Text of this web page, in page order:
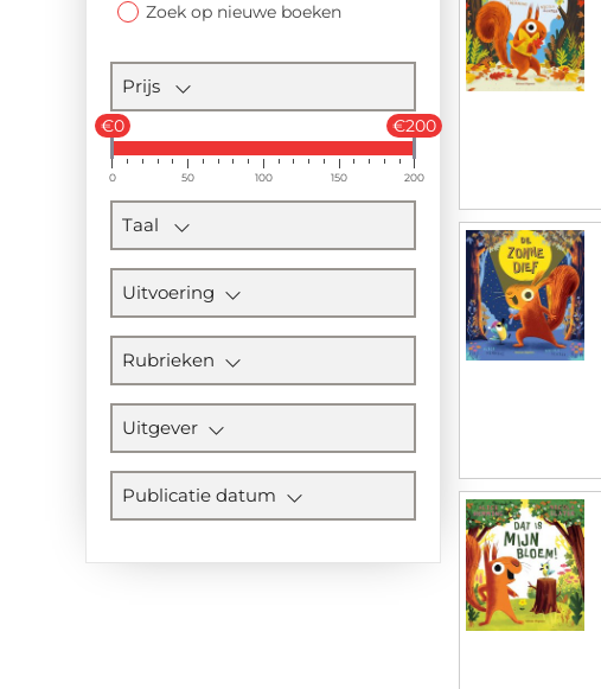
Zoek op nieuwe boeken
Prijs
€0 €200
0 50 100 150 200
Taal
Uitvoering
Rubrieken
Uitgever
Publicatie datum